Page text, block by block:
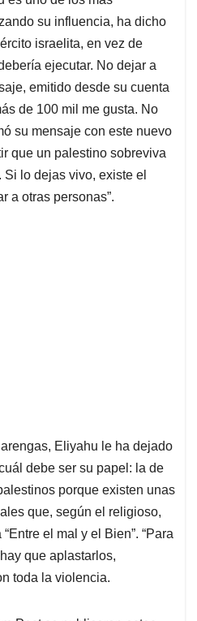
a
d
s
su influencia, ha dicho
israelita, en vez de
ejecutar. No dejar a
emitido desde su cuenta
de 100 mil me gusta. No
su mensaje con este nuevo
que un palestino sobreviva
lo dejas vivo, existe el
a otras personas”.
Eliyahu le ha dejado
debe ser su papel: la de
porque existen unas
que, según el religioso,
el mal y el Bien”. “Para
que aplastarlos,
toda la violencia.